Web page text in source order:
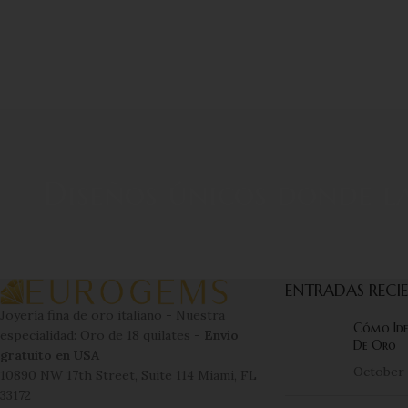
ENTRADAS
Cómo
De Oro